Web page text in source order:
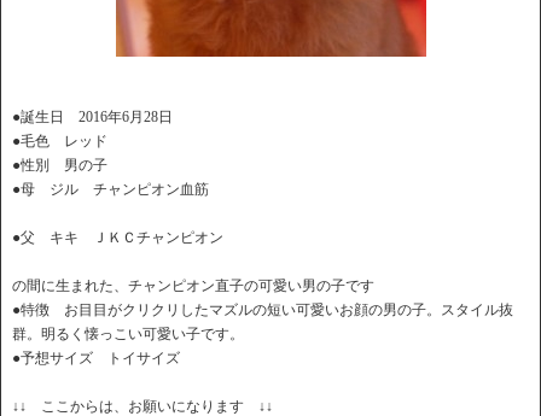
●誕生日 2016年6月28日
●毛色 レッド
●性別 男の子
●母 ジル チャンピオン血筋
●父 キキ ＪＫＣチャンピオン
の間に生まれた、チャンピオン直子の可愛い男の子です
●特徴 お目目がクリクリしたマズルの短い可愛いお顔の男の子。スタイル抜
群。明るく懐っこい可愛い子です。
●予想サイズ トイサイズ
↓↓ ここからは、お願いになります ↓↓